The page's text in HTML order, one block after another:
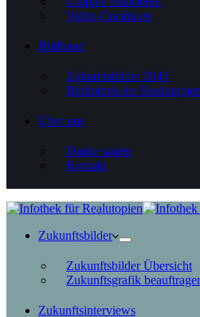
Video-Crashkurs
Bildband
Zukunftsbilder 2045
Bibliothek der Realutopien
Über uns
Danke sagen
Kontakt
Zukunftsbilder
Zukunftsbilder Übersicht
Zukunftsgrafik
Zukunftsinterviews